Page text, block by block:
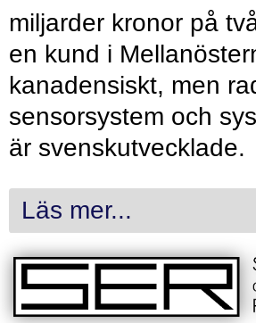
miljarder kronor på
en kund i
kanadensiskt, men
sensorsystem och
är svenskutvecklade.
Läs mer...